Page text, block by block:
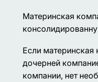
Материнская
Если материнская
дочерней
компании, нет